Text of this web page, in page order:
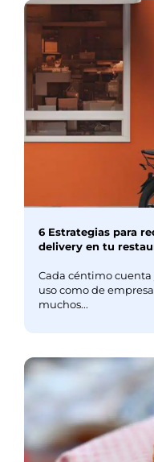
6 Estrategias para
delivery en tu
Cada céntimo
uso como de
muchos...